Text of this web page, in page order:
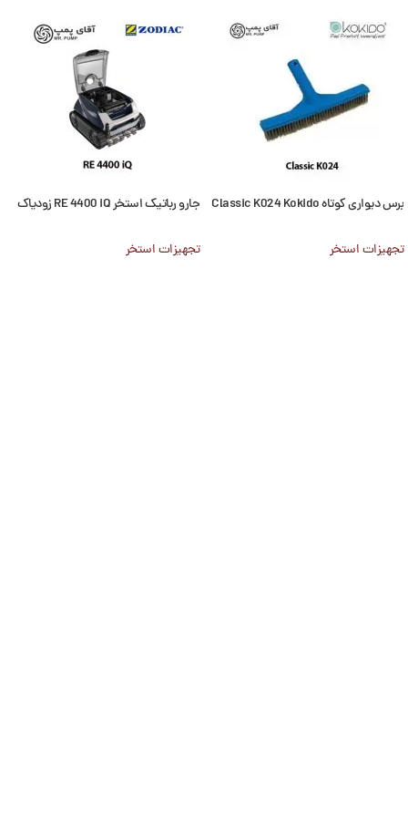
برس دیواری کوتاه Classic K024 Kokido
تجهیزات استخر
جارو رباتیک استخر RE 4400 iQ زودیاک
تجهیزات استخر